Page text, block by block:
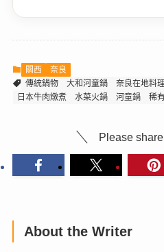
關西
奈良
傳統鍋物
大和河童鍋 奈良在地料
日本牛肉燉煮
水菜火鍋 河童鍋 稀
Please
About the Writer